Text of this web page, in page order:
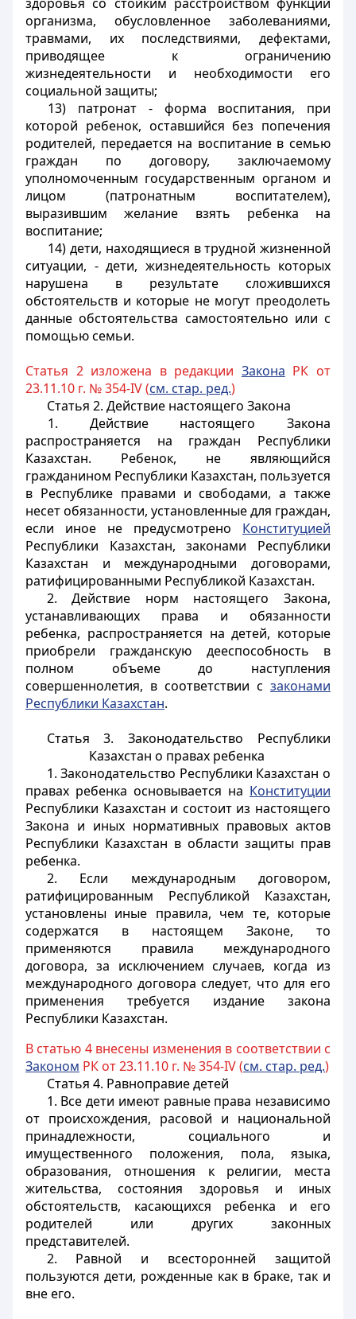
организма, обусловленное заболеваниями,
травмами, их последствиями, дефектами,
приводящее к ограничению
жизнедеятельности и необходимости его
социальной защиты;
13) патронат - форма воспитания, при
которой ребенок, оставшийся без попечения
родителей, передается на воспитание в семью
граждан по договору, заключаемому
уполномоченным государственным органом и
лицом (патронатным воспитателем),
выразившим желание взять ребенка на
воспитание;
14) дети, находящиеся в трудной жизненной
ситуации, - дети, жизнедеятельность которых
нарушена в результате сложившихся
обстоятельств и которые не могут преодолеть
данные обстоятельства самостоятельно или с
помощью семьи.
Статья 2 изложена в редакции Закона РК от
23.11.10 г. № 354-IV (см. стар. ред.)
Статья 2. Действие настоящего Закона
1. Действие настоящего Закона
распространяется на граждан Республики
Казахстан. Ребенок, не являющийся
гражданином Республики Казахстан, пользуется
в Республике правами и свободами, а также
несет обязанности, установленные для граждан,
если иное не предусмотрено Конституцией
Республики Казахстан, законами Республики
Казахстан и международными договорами,
ратифицированными Республикой Казахстан.
2. Действие норм настоящего Закона,
устанавливающих права и обязанности
ребенка, распространяется на детей, которые
приобрели гражданскую дееспособность в
полном объеме до наступления
совершеннолетия, в соответствии с законами
Республики Казахстан.
Статья 3. Законодательство Республики
Казахстан о правах ребенка
1. Законодательство Республики Казахстан о
правах ребенка основывается на Конституции
Республики Казахстан и состоит из настоящего
Закона и иных нормативных правовых актов
Республики Казахстан в области защиты прав
ребенка.
2. Если международным договором,
ратифицированным Республикой Казахстан,
установлены иные правила, чем те, которые
содержатся в настоящем Законе, то
применяются правила международного
договора, за исключением случаев, когда из
международного договора следует, что для его
применения требуется издание закона
Республики Казахстан.
В статью 4 внесены изменения в соответствии с
Законом РК от 23.11.10 г. № 354-IV (см. стар. ред.)
Статья 4. Равноправие детей
1. Все дети имеют равные права независимо
от происхождения, расовой и национальной
принадлежности, социального и
имущественного положения, пола, языка,
образования, отношения к религии, места
жительства, состояния здоровья и иных
обстоятельств, касающихся ребенка и его
родителей или других законных
представителей.
2. Равной и всесторонней защитой
пользуются дети, рожденные как в браке, так и
вне его.